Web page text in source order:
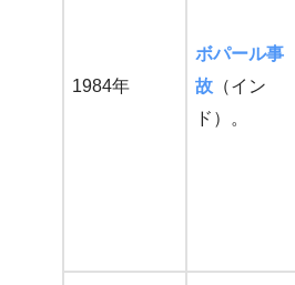
1984年
ボパール事
故 （イン
ド）。